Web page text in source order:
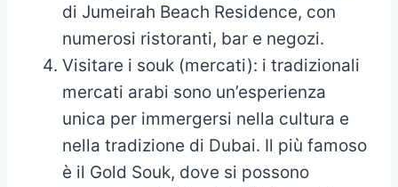
di Jumeirah Beach Residence, con
numerosi ristoranti, bar e negozi.
Visitare i souk (mercati): i tradizionali
mercati arabi sono un’esperienza
unica per immergersi nella cultura e
nella tradizione di Dubai. Il più famoso
è il Gold Souk, dove si possono